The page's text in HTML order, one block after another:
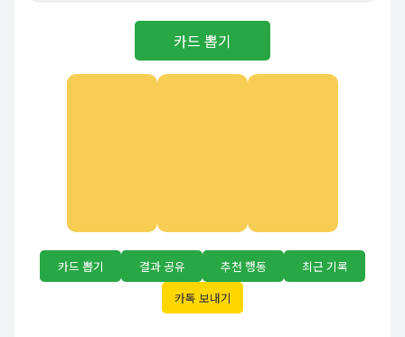
카드 뽑기
카드 뽑기 결과 공유 추천 행동
최근 기록
카톡 보내기